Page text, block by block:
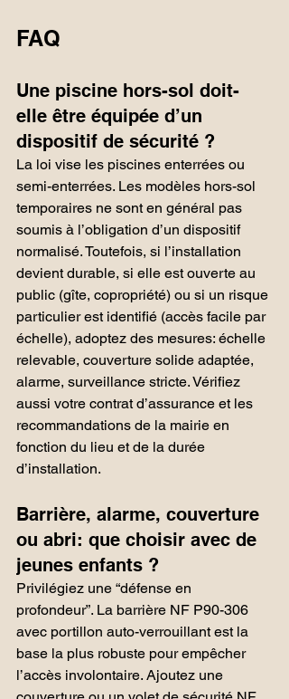
FAQ
Une piscine hors-sol doit-
elle être équipée d’un
dispositif de sécurité ?
La loi vise les piscines enterrées ou
semi-enterrées. Les modèles hors-sol
temporaires ne sont en général pas
soumis à l’obligation d’un dispositif
normalisé. Toutefois, si l’installation
devient durable, si elle est ouverte au
public (gîte, copropriété) ou si un risque
particulier est identifié (accès facile par
échelle), adoptez des mesures: échelle
relevable, couverture solide adaptée,
alarme, surveillance stricte. Vérifiez
aussi votre contrat d’assurance et les
recommandations de la mairie en
fonction du lieu et de la durée
d’installation.
Barrière, alarme, couverture
ou abri: que choisir avec de
jeunes enfants ?
Privilégiez une “défense en
profondeur”. La barrière NF P90-306
avec portillon auto-verrouillant est la
base la plus robuste pour empêcher
l’accès involontaire. Ajoutez une